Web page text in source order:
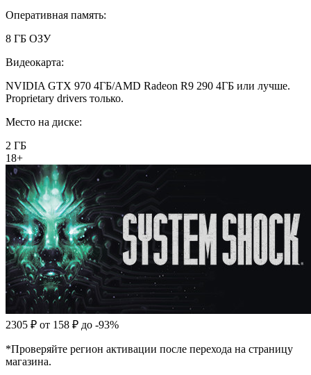
Оперативная память:
8 ГБ ОЗУ
Видеокарта:
NVIDIA GTX 970 4ГБ/AMD Radeon R9 290 4ГБ или лучше.
Proprietary drivers только.
Место на диске:
2 ГБ
18+
2305 ₽ от 158 ₽ до -93%
*Проверяйте регион активации после перехода на страницу
магазина.